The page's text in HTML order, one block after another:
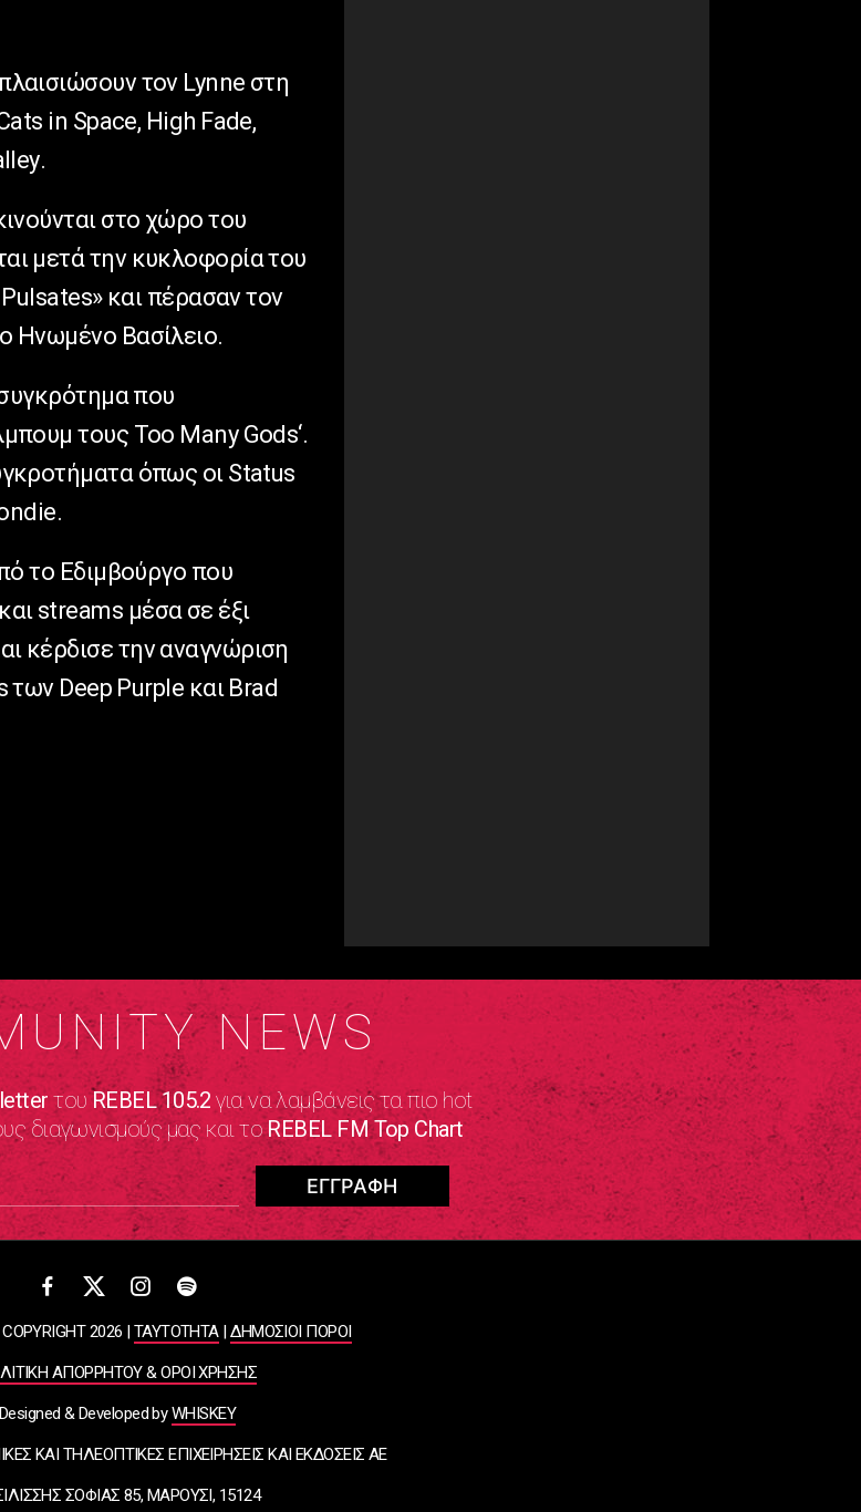
τον Lynne στη
in Space, High Fade,
.
στο χώρο του
μετά την κυκλοφορία του
Pulsates» και πέρασαν τον
Ηνωμένο Βασίλειο.
που
τους Too Many Gods‘.
όπως οι Status
.
το Εδιμβούργο που
streams μέσα σε έξι
κέρδισε την αναγνώριση
των Deep Purple και Brad
NEWS
τουREBEL 105.2 για να λαμβάνεις τα πιο hot
διαγωνισμούς μας και τοREBEL FM Top Chart
2026 |ΤΑΥΤΟΤΗΤΑ|ΔΗΜΟΣΙΟΙ ΠΟΡΟΙ
ΑΠΟΡΡΗΤΟΥ & ΟΡΟΙ ΧΡΗΣΗΣ
Designed & Developed byWHISKEY
ΚΑΙ ΤΗΛΕΟΠΤΙΚΕΣ ΕΠΙΧΕΙΡΗΣΕΙΣ ΚΑΙ ΕΚΔΟΣΕΙΣ ΑΕ
ΣΟΦΙΑΣ 85, ΜΑΡΟΥΣΙ, 15124